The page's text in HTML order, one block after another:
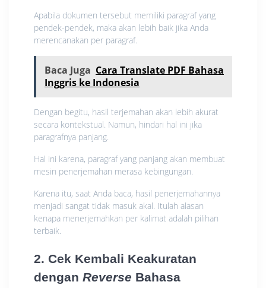
Apabila dokumen tersebut memiliki paragraf yang
pendek-pendek, maka akan lebih baik jika Anda
merencanakan per paragraf.
Baca Juga Cara Translate PDF Bahasa
Inggris ke Indonesia
Dengan begitu, hasil terjemahan akan lebih akurat
secara kontekstual. Namun, hindari hal ini jika
paragrafnya panjang.
Hal ini karena, paragraf yang panjang akan membuat
mesin penerjemahan merasa kebingungan.
Karena itu, saat Anda baca, hasil penerjemahannya
menjadi sangat tidak masuk akal. Itulah alasan
kenapa menerjemahkan per kalimat adalah pilihan
terbaik.
2. Cek Kembali Keakuratan
dengan Reverse Bahasa